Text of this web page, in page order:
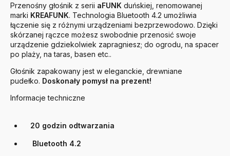
Przenośny głośnik z serii aFUNK duńskiej, renomowanej
marki KREAFUNK. Technologia Bluetooth 4.2 umożliwia
łączenie się z różnymi urządzeniami bezprzewodowo. Dzięki
skórzanej rączce możesz swobodnie przenosić swoje
urządzenie gdziekolwiek zapragniesz; do ogrodu, na spacer
po plaży, na taras, basen etc..
Głośnik zapakowany jest w eleganckie, drewniane
pudełko. Doskonały pomysł na prezent!
Informacje techniczne
20 godzin odtwarzania
Bluetooth 4.2